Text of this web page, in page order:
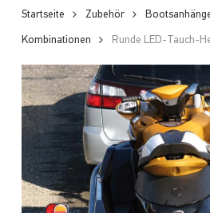
Startseite Zubehör
Kombinationen Runde LED-Tauch-